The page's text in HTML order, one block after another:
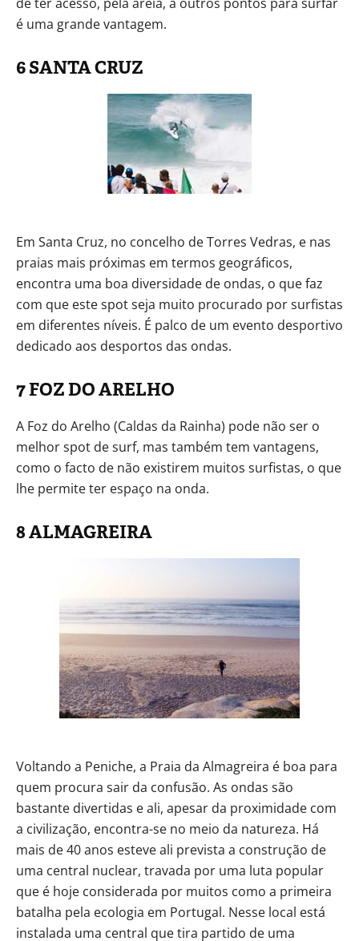
é uma grande vantagem.
6 SANTA CRUZ
Em Santa Cruz, no concelho de Torres Vedras, e nas
praias mais próximas em termos geográficos,
encontra uma boa diversidade de ondas, o que faz
com que este spot seja muito procurado por surfistas
em diferentes níveis. É palco de um evento desportivo
dedicado aos desportos das ondas.
7 FOZ DO ARELHO
A Foz do Arelho (Caldas da Rainha) pode não ser o
melhor spot de surf, mas também tem vantagens,
como o facto de não existirem muitos surfistas, o que
lhe permite ter espaço na onda.
8 ALMAGREIRA
Voltando a Peniche, a Praia da Almagreira é boa para
quem procura sair da confusão. As ondas são
bastante divertidas e ali, apesar da proximidade com
a civilização, encontra-se no meio da natureza. Há
mais de 40 anos esteve ali prevista a construção de
uma central nuclear, travada por uma luta popular
que é hoje considerada por muitos como a primeira
batalha pela ecologia em Portugal. Nesse local está
instalada uma central que tira partido de uma